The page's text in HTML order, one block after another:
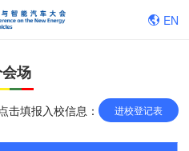
EN
场
点击填报入校信息： 进校登记表